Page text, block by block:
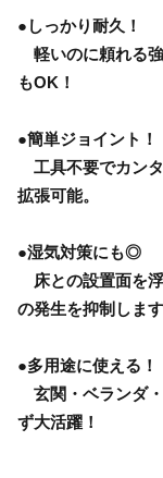
●しっかり耐久！
軽いのに頼れる
もOK！
●簡単ジョイント！
工具不要でカン
拡張可能。
●湿気対策にも◎
床との設置面を
の発生を抑制します
●多用途に使える！
玄関・ベランダ
ず大活躍！